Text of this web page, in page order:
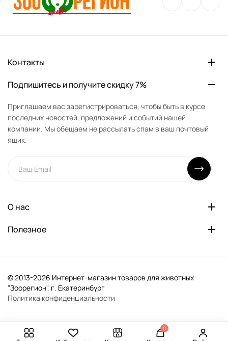
Контакты
Подпишитесь и получите скидку 7%
Приглашаем вас зарегистрироваться, чтобы быть в курсе
последних новостей, предложений и событий нашей
компании. Мы обещаем не рассылать спам в ваш почтовый
ящик.
О нас
Полезное
© 2013-2026 Интернет-магазин товаров для животных
"Зоорегион", г. Екатеринбург
Политика конфиденциальности
0